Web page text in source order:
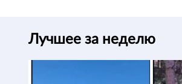
Лучшее за неделю